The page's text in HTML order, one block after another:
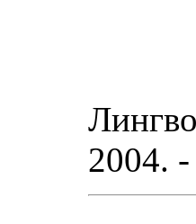
2004.